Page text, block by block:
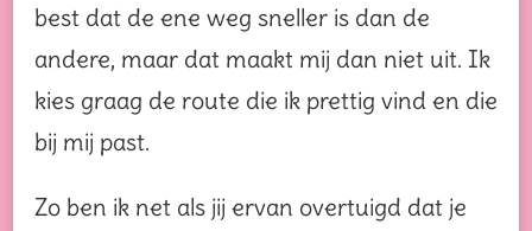
best dat de ene weg sneller is dan de
andere, maar dat maakt mij dan niet uit. Ik
kies graag de route die ik prettig vind en die
bij mij past.
Zo ben ik net als jij ervan overtuigd dat je